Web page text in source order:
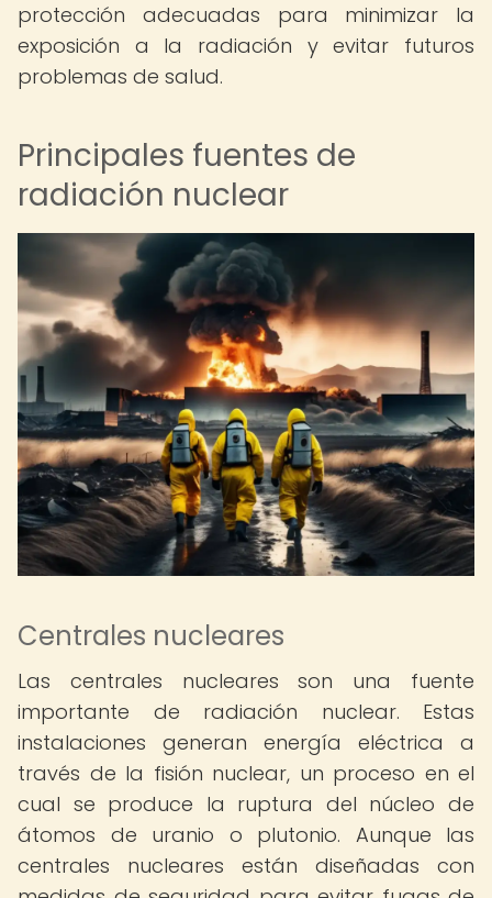
protección adecuadas para minimizar la
exposición a la radiación y evitar futuros
problemas de salud.
Principales fuentes de
radiación nuclear
Centrales nucleares
Las centrales nucleares son una fuente
importante de radiación nuclear. Estas
instalaciones generan energía eléctrica a
través de la fisión nuclear, un proceso en el
cual se produce la ruptura del núcleo de
átomos de uranio o plutonio. Aunque las
centrales nucleares están diseñadas con